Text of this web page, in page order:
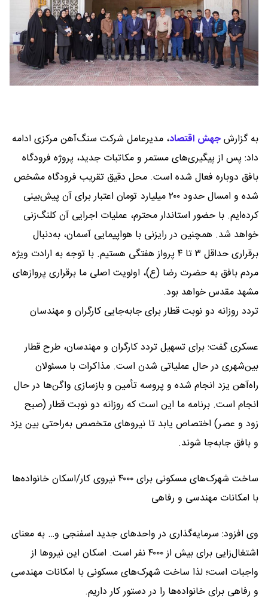
به گزارشجهش اقتصاد، مدیرعامل شرکت سنگ‌آهن مرکزی ادامه
داد: پس از پیگیری‌های مستمر و مکاتبات جدید، پروژه فرودگاه
بافق دوباره فعال شده است. محل دقیق تقریب فرودگاه مشخص
شده و امسال حدود ۲۰۰ میلیارد تومان اعتبار برای آن پیش‌بینی
کرده‌ایم. با حضور استاندار محترم، عملیات اجرایی آن کلنگ‌زنی
خواهد شد. همچنین در رایزنی با هواپیمایی آسمان، به‌دنبال
برقراری حداقل ۳ تا ۴ پرواز هفتگی هستیم. با توجه به ارادت ویژه
مردم بافق به حضرت رضا (ع)، اولویت اصلی ما برقراری پروازهای
مشهد مقدس خواهد بود.
تردد روزانه دو نوبت قطار برای جابه‌جایی کارگران و مهندسان
عسکری گفت: برای تسهیل تردد کارگران و مهندسان، طرح قطار
بین‌شهری در حال عملیاتی شدن است. مذاکرات با مسئولان
راه‌آهن یزد انجام شده و پروسه تأمین و بازسازی واگن‌ها در حال
انجام است. برنامه ما این است که روزانه دو نوبت قطار (صبح
زود و عصر) اختصاص یابد تا نیروهای متخصص به‌راحتی بین یزد
و بافق جابه‌جا شوند.
ساخت شهرک‌های مسکونی برای ۴۰۰۰ نیروی کار/اسکان خانواده‌ها
با امکانات مهندسی و رفاهی
وی افزود: سرمایه‌گذاری در واحدهای جدید اسفنجی و… به معنای
اشتغال‌زایی برای بیش از ۴۰۰۰ نفر است. اسکان این نیروها از
واجبات است؛ لذا ساخت شهرک‌های مسکونی با امکانات مهندسی
و رفاهی برای خانواده‌ها را در دستور کار داریم.